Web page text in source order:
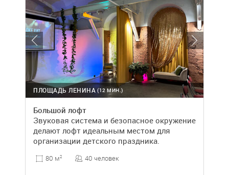
(12 МИН.)
ПЛОЩАДЬ ЛЕНИНА
Большой лофт
Звуковая система и безопасное окружение
делают лофт идеальным местом для
организации детского праздника.
80 м2 40 человек